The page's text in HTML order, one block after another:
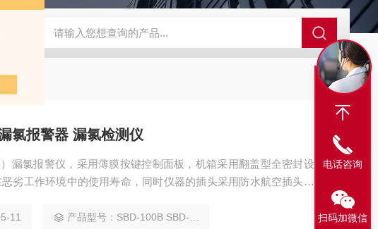
行蒸发仪 SBD-100B SBD-100D成都漏氯报警仪 漏氯报警器 漏氯检测仪
氯报警器 漏氯检测仪
漏氯报警仪，采用薄膜按键控制面板，机箱采用翻盖型全密封设
劣工作环境中的使用寿命，同时仪器的插头采用防水航空插头设
11 产品型号：SBD-100B SBD-100D
电话咨询
扫码加微信